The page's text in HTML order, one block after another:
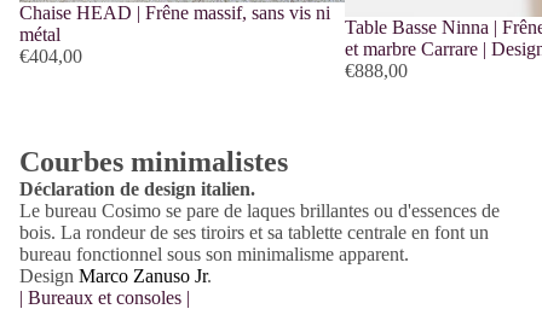
Chaise HEAD | Frêne massif, sans vis ni
métal
€404,00
Table Basse Ninna |
et marbre Carrare |
€888,00
Courbes minimalistes
Déclaration de design italien.
Le bureau Cosimo se pare de laques brillantes ou d'essences de
bois. La rondeur de ses tiroirs et sa tablette centrale en font un
bureau fonctionnel sous son minimalisme apparent.
Design Marco Zanuso Jr.
| Bureaux et consoles |